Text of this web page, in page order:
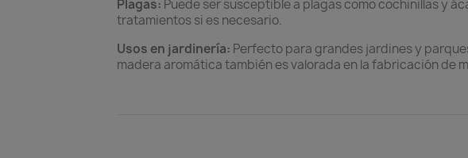
Plagas: Puede ser susceptible a plagas como cochinillas y
tratamientos si es necesario.
Usos en jardinería: Perfecto para grandes jardines y
madera aromática también es valorada en la fabricación de